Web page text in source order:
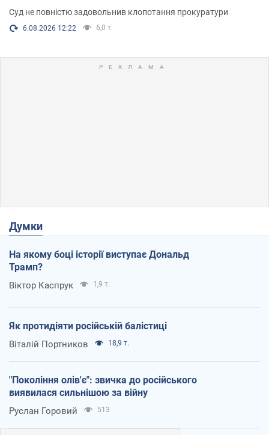
Суд не повністю задовольнив клопотання прокуратури
6.08.2026 12:22 6,0 т.
Думки
На якому боці історії виступає Дональд
Трамп?
Віктор Каспрук 1,9 т.
Як протидіяти російській балістиці
Віталій Портников 18,9 т.
"Покоління олів'є": звичка до російського
виявилася сильнішою за війну
Руслан Горовий 513